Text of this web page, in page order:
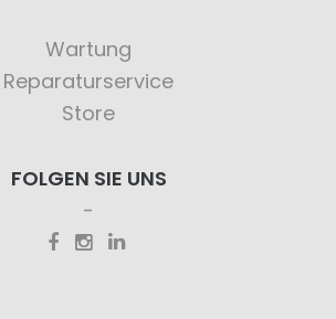
Wartung
Reparaturservice
Store
FOLGEN SIE UNS